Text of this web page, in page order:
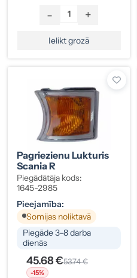
- +
Ielikt grozā
Pagriezienu Lukturis
Scania R
Piegādātāja kods:
1645-2985
Pieejamība:
Somijas noliktavā
Piegāde 3–8 darba
dienās
45.68 €53.74 €
-15%